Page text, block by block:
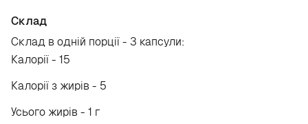
Склад
Склад в одній порції - 3 капсули:
Калорії - 15
Калорії з жирів - 5
Усього жирів - 1 г